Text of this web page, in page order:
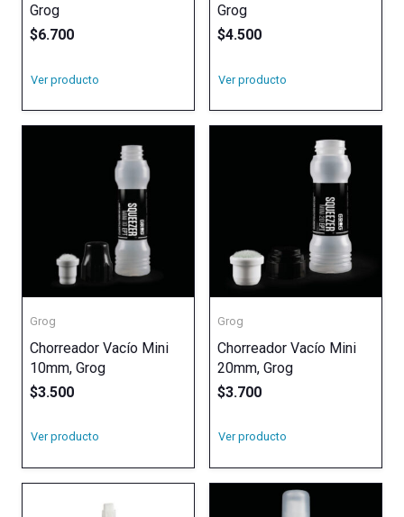
Grog
$6.700
Ver producto
Grog
$4.500
Ver producto
Grog
Chorreador Vacío Mini
10mm, Grog
$3.500
Ver producto
Grog
Chorreador Vacío Mini
20mm, Grog
$3.700
Ver producto